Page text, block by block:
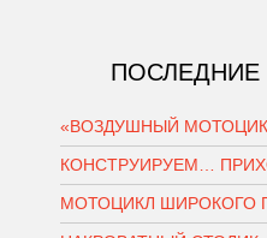
ПОСЛЕДНИЕ
«ВОЗДУШНЫЙ
КОНСТРУИРУЕМ…
МОТОЦИКЛ ШИРОКОГО